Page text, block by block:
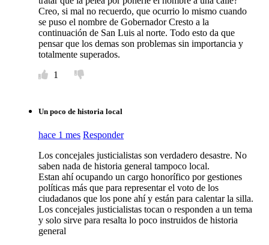
Creo, si mal no recuerdo, que ocurrio lo mismo cuando
se puso el nombre de Gobernador Cresto a la
continuación de San Luis al norte. Todo esto da que
pensar que los demas son problemas sin importancia y
totalmente superados.
1
Un poco de historia local
hace 1 mes Responder
Los concejales justicialistas son verdadero desastre. No
saben nada de historia general tampoco local.
Estan ahí ocupando un cargo honorífico por gestiones
políticas más que para representar el voto de los
ciudadanos que los pone ahí y están para calentar la silla.
Los concejales justicialistas tocan o responden a un tema
y solo sirve para resalta lo poco instruidos de historia
general